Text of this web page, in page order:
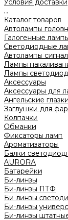
Условия доставки
...
Каталог товаров
Автолампы
Галогенные
Светодиодные
Автолампы
Лампы
Лампы
Аксессуары
Аксессуары для
Ангельские глазки
Заглушки для фар
Колпачки
Обманки
Фиксаторы ламп
Ароматизаторы
Балки
AURORA
Батарейки
Би-линзы
Би-линзы ПТФ
Би-линзы
Би-линзы
Би-линзы